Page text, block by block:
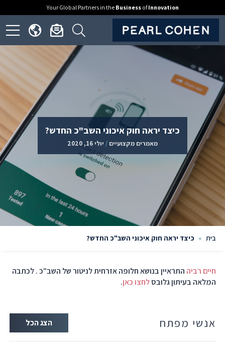
Your Global Partners in the BusinessofInnovation
Click
to
open
search
form
Click
to
open
dialog
Click
to
open
menu
כיצד יראה חוק איכוני השב"כ החדש?
מאמרים מקצועיים / יולי 16, 2020
בית » כיצד יראה חוק איכוני השב"כ החדש?
חיים רביה התראיין בנושא חלופה אזרחית לניטור של השב"כ . לכתבה
המלאה בעיתון גלובסלחצו כאן.
אנשי מפתח הצג הכל